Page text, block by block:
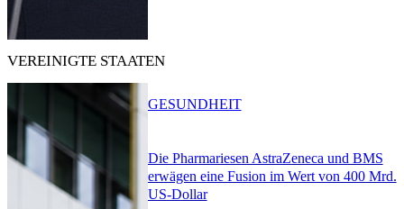
VEREINIGTE STAATEN
Die Pharmariesen AstraZeneca und BMS
erwägen eine Fusion im Wert von 400 Mrd.
US-Dollar
GESUNDHEIT